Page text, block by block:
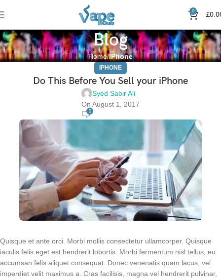
0 £
Blog
Home IPhone
IPHONE
Do This Before You Sell your iPhone
Syed Sabir Ali
On August 1, 2017
0
Quisque et ante orci. Morbi mollis consectetur ullamcorper. Quisque
iaculis felis eget est hendrerit lobortis. Morbi fermentum nisl tellus, eu
accumsan felis aliquet consequat. Donec venenatis quam lacus, vel
imperdiet velit maximus a. Cras facilisis, magna vel hendrerit pulvinar,